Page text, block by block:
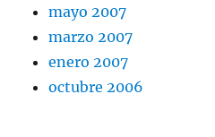
mayo 2007
marzo 2007
enero 2007
octubre 2006